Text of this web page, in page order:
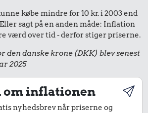
købe mindre for 10 kr. i 2003 end
sagt på en anden måde: Inflation
værd over tid - derfor stiger priserne.
den danske krone (DKK) blev senest
2025
om inflationen
nyhedsbrev når priserne og